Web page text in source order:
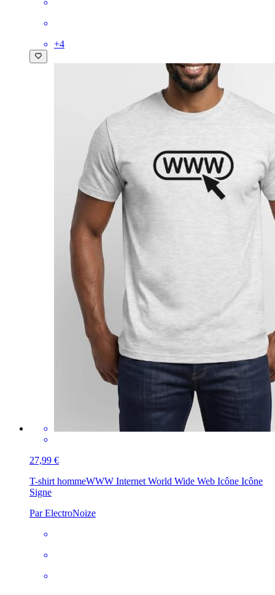
+4
27,99 €
T-shirt hommeWWW Internet World Wide Web Icône Icône
Signe
Par ElectroNoize